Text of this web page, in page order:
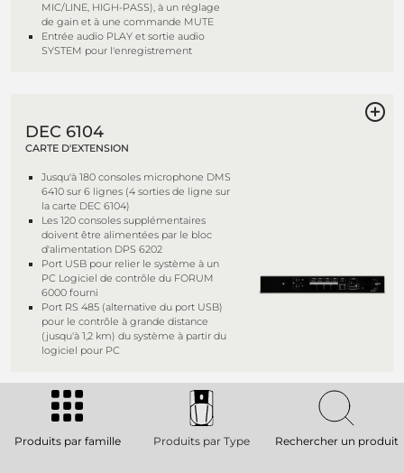
MIC/LINE, HIGH-PASS), à un réglage
de gain et à une commande MUTE
Entrée audio PLAY et sortie audio
SYSTEM pour l'enregistrement
DEC 6104
CARTE D'EXTENSION
Jusqu'à 180 consoles microphone DMS
6410 sur 6 lignes (4 sorties de ligne sur
la carte DEC 6104)
Les 120 consoles supplémentaires
doivent être alimentées par le bloc
d'alimentation DPS 6202
Port USB pour relier le système à un
PC Logiciel de contrôle du FORUM
6000 fourni
Port RS 485 (alternative du port USB)
pour le contrôle à grande distance
(jusqu'à 1,2 km) du système à partir du
logiciel pour PC
UNITÉ MAÎTRE
Produits par famille Produits par Type Rechercher un produit